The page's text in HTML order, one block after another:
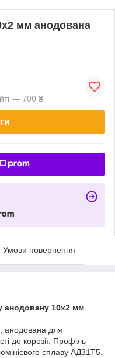
мм анодована
— 700 ₴
Умови повернення
анодовану 10х2 мм
анодована для
до корозії. Профіль
сплаву АД31Т5,